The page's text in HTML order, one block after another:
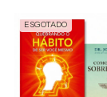
ESGOTADO